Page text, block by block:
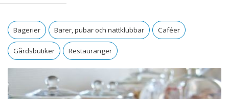
Bagerier Barer, pubar och nattklubbar Caféer
Gårdsbutiker Restauranger